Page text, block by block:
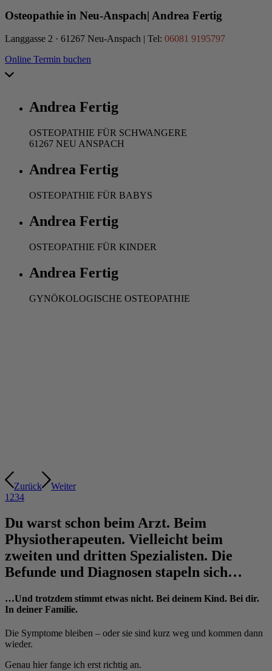
Osteopathie in Neu-Anspach| Andrea Fertig
Langgasse 2 · 61267 Neu-Anspach | Tel: 06081 9195797
Online Termin buchen
Andrea Fertig
OSTEOPATHIE FÜR SCHWANGERE
61267 NEU ANSPACH
Andrea Fertig
OSTEOPATHIE FÜR BABYS
Andrea Fertig
OSTEOPATHIE FÜR KINDER
Andrea Fertig
GYNÖKOLOGISCHE OSTEOPATHIE
Zurück
Weiter
1 234
Du warst schon beim Arzt. Beim
Physiotherapeuten. Vielleicht beim
zweiten und dritten Spezialisten. Die
Befunde und Diagnosen stapeln sich…
…Und trotzdem stimmt etwas nicht. Bei deinem Kind. Bei dir.
In deiner Familie.
Die Symptome bleiben – oder sie sind kurz weg und kommen dann
wieder.
Genau hier fange ich erst richtig an.